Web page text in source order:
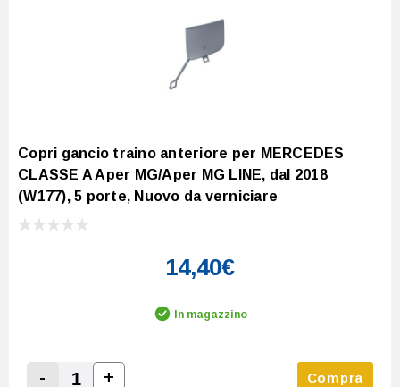
Copri gancio traino anteriore per MERCEDES
CLASSE A Aper MG/Aper MG LINE, dal 2018
(W177), 5 porte, Nuovo da verniciare
14,40€
In magazzino
- + Compra